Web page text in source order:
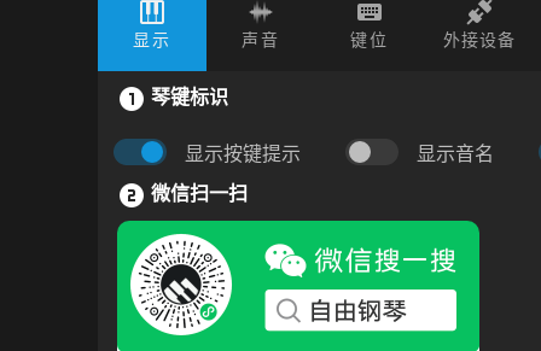
显示 声音 键位 外接设备
琴键标识
显示按键提示 显示音名
微信扫一扫